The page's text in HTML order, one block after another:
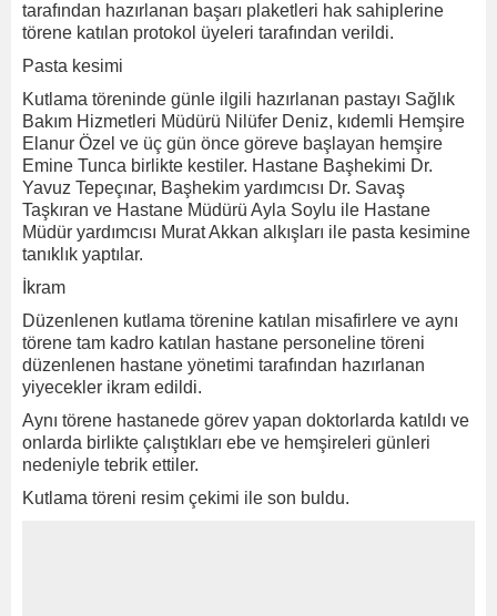
tarafından hazırlanan başarı plaketleri hak sahiplerine
törene katılan protokol üyeleri tarafından verildi.
Pasta kesimi
Kutlama töreninde günle ilgili hazırlanan pastayı Sağlık
Bakım Hizmetleri Müdürü Nilüfer Deniz, kıdemli Hemşire
Elanur Özel ve üç gün önce göreve başlayan hemşire
Emine Tunca birlikte kestiler. Hastane Başhekimi Dr.
Yavuz Tepeçınar, Başhekim yardımcısı Dr. Savaş
Taşkıran ve Hastane Müdürü Ayla Soylu ile Hastane
Müdür yardımcısı Murat Akkan alkışları ile pasta kesimine
tanıklık yaptılar.
İkram
Düzenlenen kutlama törenine katılan misafirlere ve aynı
törene tam kadro katılan hastane personeline töreni
düzenlenen hastane yönetimi tarafından hazırlanan
yiyecekler ikram edildi.
Aynı törene hastanede görev yapan doktorlarda katıldı ve
onlarda birlikte çalıştıkları ebe ve hemşireleri günleri
nedeniyle tebrik ettiler.
Kutlama töreni resim çekimi ile son buldu.